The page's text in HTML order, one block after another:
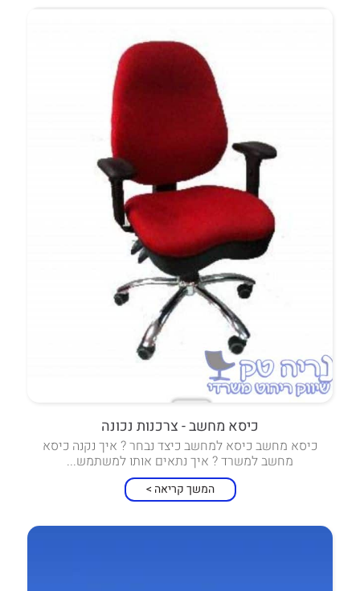
כיסא מחשב - צרכנות נכונה
כיסא מחשב כיסא למחשב כיצד נבחר ? איך נקנה כיסא
מחשב למשרד ? איך נתאים אותו למשתמש...
המשך קריאה >